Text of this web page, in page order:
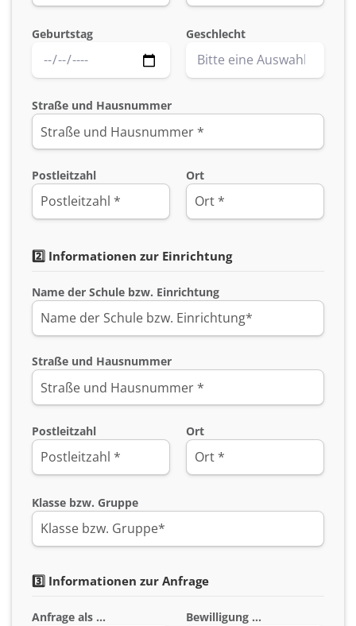
Geburtstag Geschlecht
Straße und Hausnummer
Postleitzahl Ort
2️⃣ Informationen zur Einrichtung
Name der Schule bzw. Einrichtung
Straße und Hausnummer
Postleitzahl Ort
Klasse bzw. Gruppe
3️⃣ Informationen zur Anfrage
Anfrage als ... Bewilligung ...